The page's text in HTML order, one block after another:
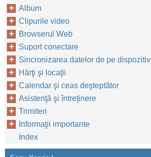
Album
Clipurile video
Browserul Web
Suport conectare
Sincronizarea datelor de pe dispozitiv
Hărţi şi locaţii
Calendar şi ceas deşteptător
Asistenţă şi întreţinere
Trimiteri
Informaţii importante
Index